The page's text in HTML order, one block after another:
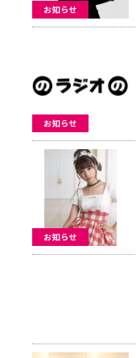
お知らせ
お知らせ
お知らせ